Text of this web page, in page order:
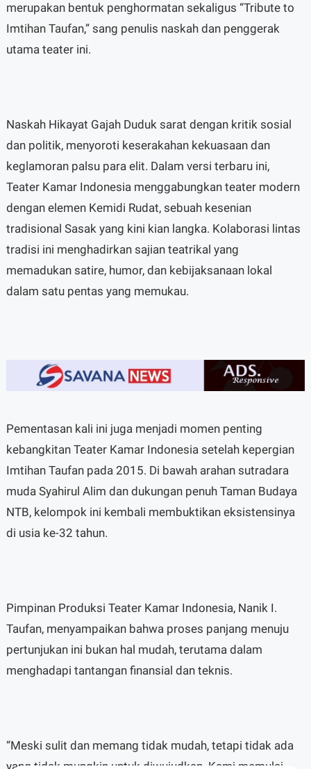
merupakan bentuk penghormatan sekaligus “Tribute to
Imtihan Taufan,” sang penulis naskah dan penggerak
utama teater ini.
Naskah Hikayat Gajah Duduk sarat dengan kritik sosial
dan politik, menyoroti keserakahan kekuasaan dan
keglamoran palsu para elit. Dalam versi terbaru ini,
Teater Kamar Indonesia menggabungkan teater modern
dengan elemen Kemidi Rudat, sebuah kesenian
tradisional Sasak yang kini kian langka. Kolaborasi lintas
tradisi ini menghadirkan sajian teatrikal yang
memadukan satire, humor, dan kebijaksanaan lokal
dalam satu pentas yang memukau.
Pementasan kali ini juga menjadi momen penting
kebangkitan Teater Kamar Indonesia setelah kepergian
Imtihan Taufan pada 2015. Di bawah arahan sutradara
muda Syahirul Alim dan dukungan penuh Taman Budaya
NTB, kelompok ini kembali membuktikan eksistensinya
di usia ke-32 tahun.
Pimpinan Produksi Teater Kamar Indonesia, Nanik I.
Taufan, menyampaikan bahwa proses panjang menuju
pertunjukan ini bukan hal mudah, terutama dalam
menghadapi tantangan finansial dan teknis.
“Meski sulit dan memang tidak mudah, tetapi tidak ada